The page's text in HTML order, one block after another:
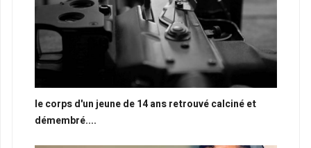
le corps d'un jeune de 14 ans retrouvé calciné et
démembré....